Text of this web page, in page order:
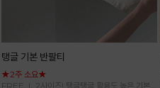
탱글 기본 반팔티
★2주 소요★
FREE, L 2사이즈! 탱글탱글 활용도 높은 기본